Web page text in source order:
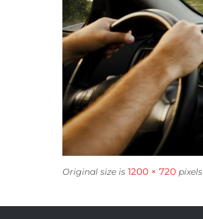
Original size is 1200 × 720 pixels